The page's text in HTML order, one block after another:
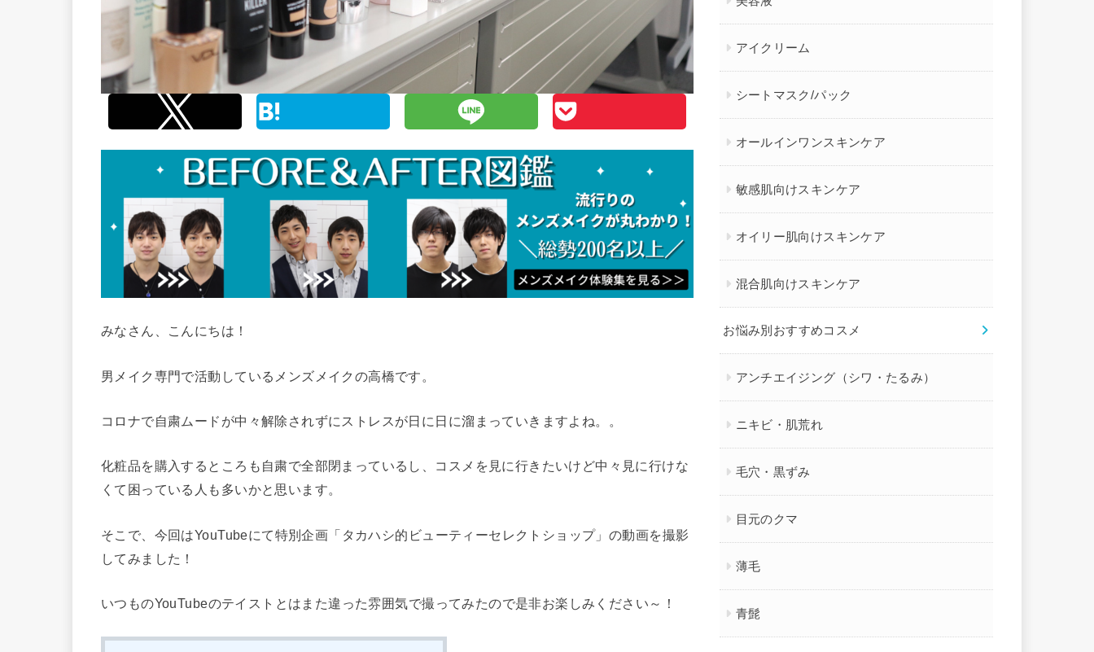
みなさん、こんにちは！
男メイク専門で活動しているメンズメイクの高橋です。
コロナで自粛ムードが中々解除されずにストレスが日に日に溜まっていきますよね。。
化粧品を購入するところも自粛で全部閉まっているし、コスメを見に行きたいけど中々見に行けな
くて困っている人も多いかと思います。
そこで、今回はYouTubeにて特別企画「タカハシ的ビューティーセレクトショップ」の動画を撮影
してみました！
いつものYouTubeのテイストとはまた違った雰囲気で撮ってみたので是非お楽しみください～！
アイクリーム
シートマスク/パック
オールインワンスキンケア
敏感肌向けスキンケア
オイリー肌向けスキンケア
混合肌向けスキンケア
お悩み別おすすめコスメ
アンチエイジング（シワ・たるみ）
ニキビ・肌荒れ
毛穴・黒ずみ
目元のクマ
薄毛
青髭